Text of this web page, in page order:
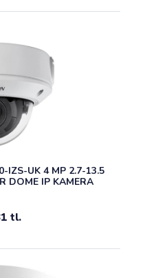
IZS-UK 4 MP 2.7-13.5
DOME IP KAMERA
tl.